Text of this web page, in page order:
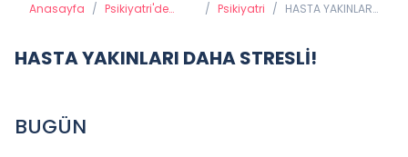
Anasayfa / Psikiyatri'de
/ Psikiyatri / HASTA YAKINLARI
HASTA YAKINLARI DAHA STRESLİ!
BUGÜN